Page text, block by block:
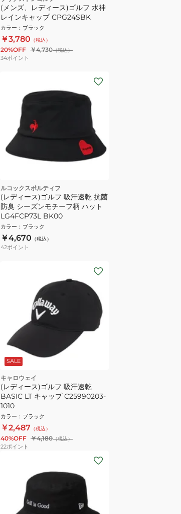
(メンズ、レディース)ゴルフ 水神
レインキャップ CPG24SBK
カラー ： ブラック
￥3,780 （税込）
20%OFF ￥4,730（税込）
34ポイント
ルコックスポルティフ
(レディース)ゴルフ 吸汗速乾 抗菌
防臭 シーズンモチーフ柄 ハット
LG4FCP73L BK00
カラー ： ブラック
￥4,670 （税込）
42ポイント
SALE
キャロウェイ
(レディース)ゴルフ 吸汗速乾
BASIC LT キャップ C25990203-
1010
カラー ： ブラック
￥2,487 （税込）
40%OFF ￥4,180（税込）
22ポイント